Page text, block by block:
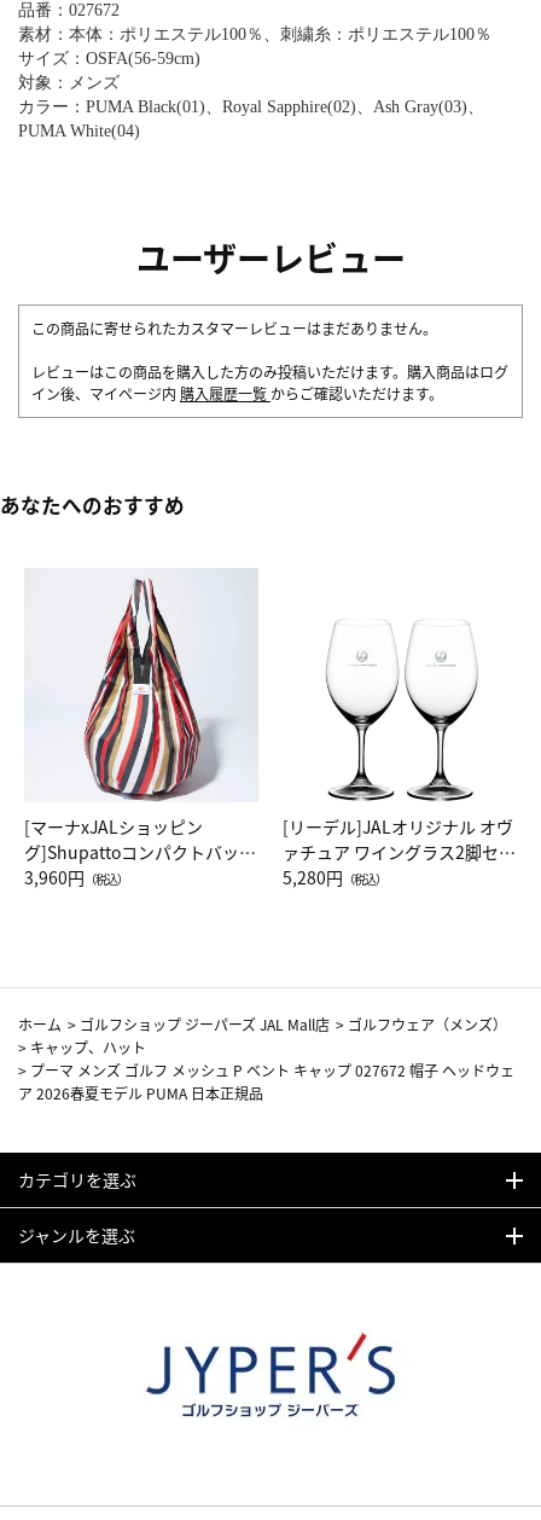
品番：027672
素材：本体：ポリエステル100％、刺繍糸：ポリエステル100％
サイズ：OSFA(56-59cm)
対象：メンズ
カラー：PUMA Black(01)、Royal Sapphire(02)、Ash Gray(03)、
PUMA White(04)
ユーザーレビュー
この商品に寄せられたカスタマーレビューはまだありません。
レビューはこの商品を購入した方のみ投稿いただけます。購入商品はログ
イン後、マイページ内 購入履歴一覧 からご確認いただけます。
あなたへのおすすめ
[マーナxJALショッピン
グ]Shupattoコンパクトバッグ
Drop JAL客室乗務員（LC）ス
3,960円 （税込）
[リーデル]JALオリジナル オヴ
ァチュア ワイングラス2脚セッ
ト（レッドワイン）
5,280円 （税込）
ホーム > ゴルフショップ ジーパーズ JAL Mall店 > ゴルフウェア（メンズ）
> キャップ、ハット
> プーマ メンズ ゴルフ メッシュ P ベント キャップ 027672 帽子 ヘッドウェ
ア 2026春夏モデル PUMA 日本正規品
カテゴリを選ぶ
ジャンルを選ぶ